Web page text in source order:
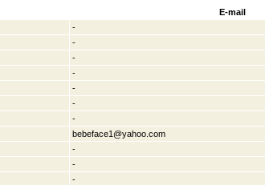
E-mail
-
-
-
-
-
-
-
bebeface1@yahoo.com
-
-
-